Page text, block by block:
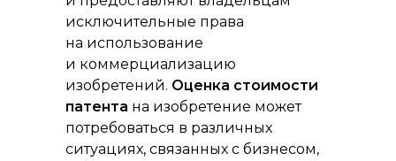
исключительные права
на использование
и коммерциализацию
изобретений. Оценка стоимости
патента на изобретение может
потребоваться в различных
ситуациях, связанных с бизнесом,